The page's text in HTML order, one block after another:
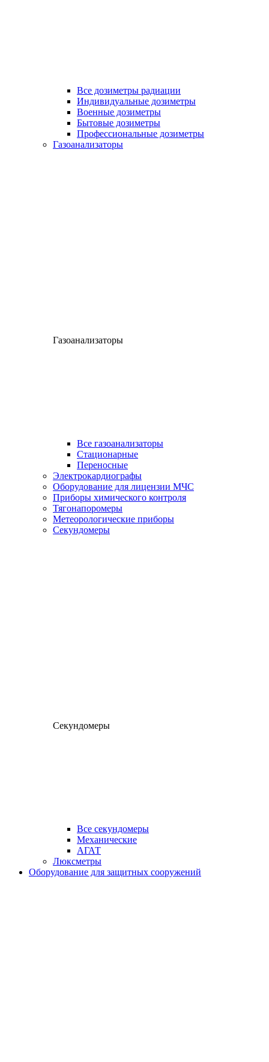
Все дозиметры радиации
Индивидуальные дозиметры
Военные дозиметры
Бытовые дозиметры
Профессиональные дозиметры
Газоанализаторы
Газоанализаторы
Все газоанализаторы
Cтационарные
Переносные
Электрокардиографы
Оборудование для лицензии МЧС
Приборы химического контроля
Тягонапоромеры
Метеорологические приборы
Секундомеры
Секундомеры
Все секундомеры
Механические
АГАТ
Люксметры
Оборудование для защитных сооружений